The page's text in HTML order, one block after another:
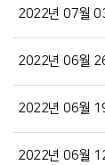
2022년 07월
2022년 06월
2022년 06월
2022년 06월